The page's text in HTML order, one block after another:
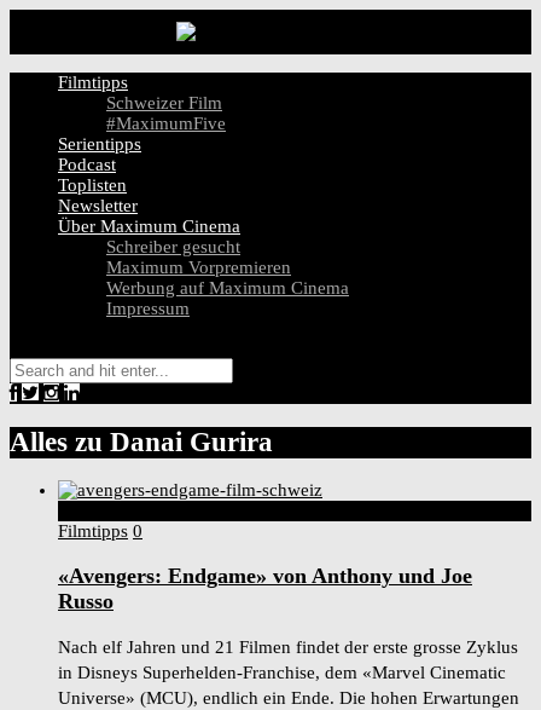
Filmtipps
Schweizer Film
#MaximumFive
Serientipps
Podcast
Toplisten
Newsletter
Über Maximum Cinema
Schreiber gesucht
Maximum Vorpremieren
Werbung auf Maximum Cinema
Impressum
Alles zu Danai Gurira
Filmtipps 0
«Avengers: Endgame» von Anthony und Joe
Russo
Nach elf Jahren und 21 Filmen findet der erste grosse Zyklus
in Disneys Superhelden-Franchise, dem «Marvel Cinematic
Universe» (MCU), endlich ein Ende. Die hohen Erwartungen